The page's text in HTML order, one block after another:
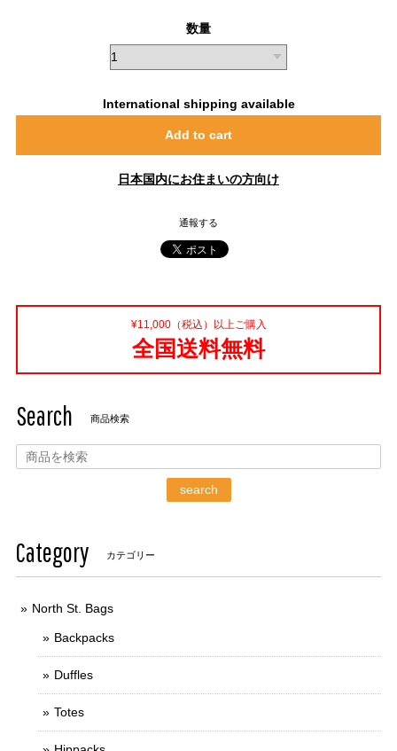
数量
International shipping available
Add to cart
日本国内にお住まいの方向け
通報する
¥11,000（税込）以上ご購入
全国送料無料
Search 商品検索
search
Category カテゴリー
North St. Bags
Backpacks
Duffles
Totes